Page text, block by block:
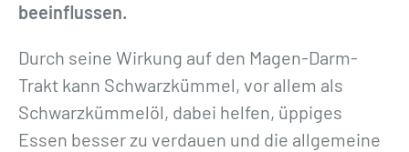
beeinflussen.
Durch seine Wirkung auf den Magen-Darm-
Trakt kann Schwarzkümmel, vor allem als
Schwarzkümmelöl, dabei helfen, üppiges
Essen besser zu verdauen und die allgemeine